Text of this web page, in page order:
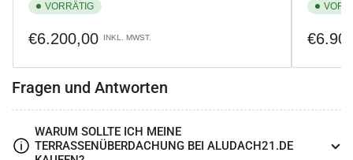
VORRÄTIG
Normaler
€6.200,00 INKL. MWST.
Fragen und Antworten
WARUM SOLLTE ICH MEINE
TERRASSENÜBERDACHUNG BEI ALUDACH21.DE